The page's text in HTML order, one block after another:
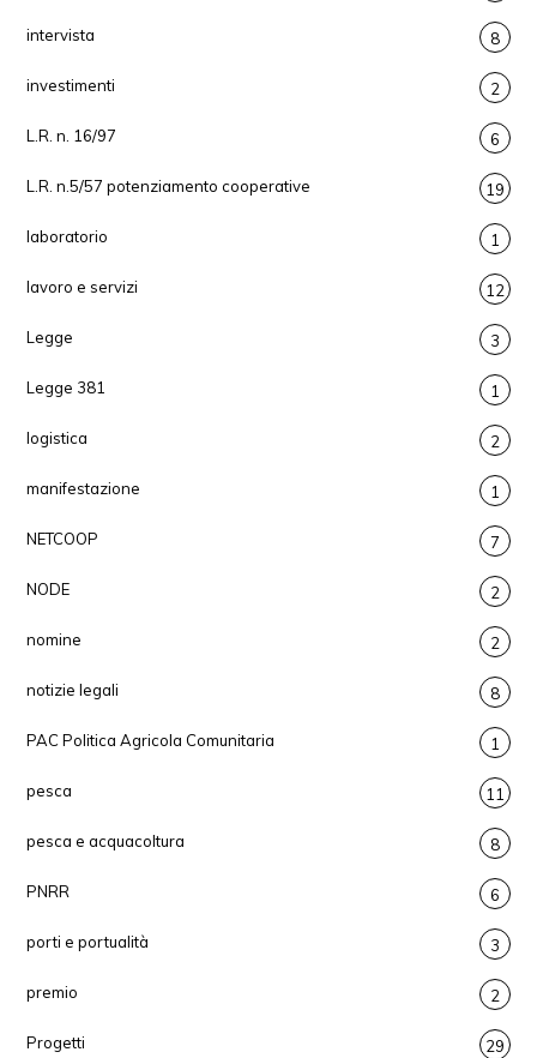
intervista 8
investimenti 2
L.R. n. 16/97 6
L.R. n.5/57 potenziamento cooperative 19
laboratorio 1
lavoro e servizi 12
Legge 3
Legge 381 1
logistica 2
manifestazione 1
NETCOOP 7
NODE 2
nomine 2
notizie legali 8
PAC Politica Agricola Comunitaria 1
pesca 11
pesca e acquacoltura 8
PNRR 6
porti e portualità 3
premio 2
Progetti 29